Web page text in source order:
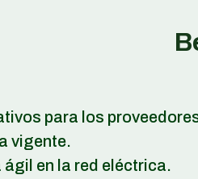
para los
vigente.
en la red eléctrica.